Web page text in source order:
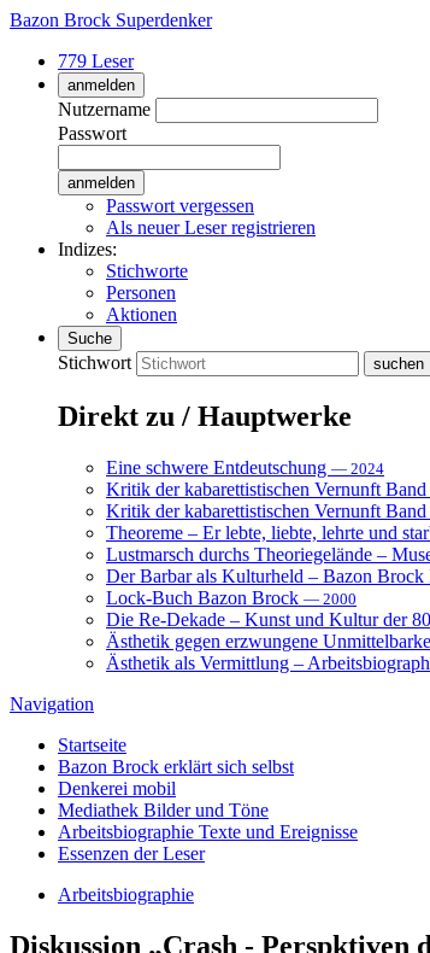
Bazon Brock Superdenker
779 Leser
anmelden
Nutzername
Passwort
Passwort vergessen
Als neuer Leser registrieren
Indizes:
Stichworte
Personen
Aktionen
Suche
Stichwort
Direkt zu / Hauptwerke
Eine schwere Entdeutschung — 2024
Kritik der kabarettistischen Vernunft Band
Kritik der kabarettistischen Vernunft Band
Theoreme – Er lebte, liebte, lehrte und
Lustmarsch durchs Theoriegelände –
Der Barbar als Kulturheld – Bazon Brock
Lock-Buch Bazon Brock — 2000
Die Re-Dekade – Kunst und Kultur der
Ästhetik gegen erzwungene
Ästhetik als Vermittlung –
Navigation
Startseite
Bazon Brock erklärt sich selbst
Denkerei mobil
Mediathek Bilder und Töne
Arbeitsbiographie Texte und Ereignisse
Essenzen der Leser
Arbeitsbiographie
Diskussion „Crash - Perspktiven